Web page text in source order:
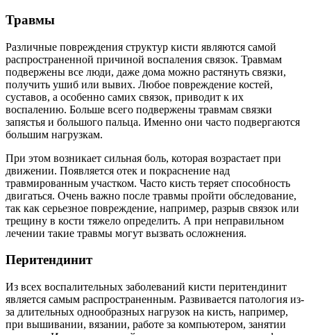
Травмы
Различные повреждения структур кисти являются самой
распространенной причиной воспаления связок. Травмам
подвержены все люди, даже дома можно растянуть связки,
получить ушиб или вывих. Любое повреждение костей,
суставов, а особенно самих связок, приводит к их
воспалению. Больше всего подвержены травмам связки
запястья и большого пальца. Именно они часто подвергаются
большим нагрузкам.
При этом возникает сильная боль, которая возрастает при
движении. Появляется отек и покраснение над
травмированным участком. Часто кисть теряет способность
двигаться. Очень важно после травмы пройти обследование,
так как серьезное повреждение, например, разрыв связок или
трещину в кости тяжело определить. А при неправильном
лечении такие травмы могут вызвать осложнения.
Перитендинит
Из всех воспалительных заболеваний кисти перитендинит
является самым распространенным. Развивается патология из-
за длительных однообразных нагрузок на кисть, например,
при вышивании, вязании, работе за компьютером, занятии